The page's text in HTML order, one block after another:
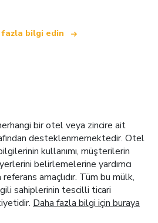
fazla bilgi edin
bir otel veya zincire ait
desteklenmemektedir. Otel
kullanımı, müşterilerin
belirlemelerine yardımcı
amaçlıdır. Tüm bu mülk,
sahiplerinin tescilli ticari
Daha fazla bilgi için buraya